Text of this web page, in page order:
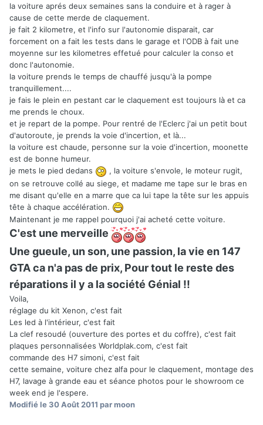
la voiture aprés deux semaines sans la conduire et à rager à
cause de cette merde de claquement.
je fait 2 kilometre, et l'info sur l'autonomie disparait, car
forcement on a fait les tests dans le garage et l'ODB à fait une
moyenne sur les kilometres effetué pour calculer la conso et
donc l'autonomie.
la voiture prends le temps de chauffé jusqu'à la pompe
tranquillement....
je fais le plein en pestant car le claquement est toujours là et ca
me prends le choux.
et je repart de la pompe. Pour rentré de l'Eclerc j'ai un petit bout
d'autoroute, je prends la voie d'incertion, et là...
la voiture est chaude, personne sur la voie d'incertion, moonette
est de bonne humeur.
je mets le pied dedans
, la voiture s'envole, le moteur rugit,
on se retrouve collé au siege, et madame me tape sur le bras en
me disant qu'elle en a marre que ca lui tape la tête sur les appuis
tête à chaque accélération.
Maintenant je me rappel pourquoi j'ai acheté cette voiture.
C'est une merveille
Une gueule, un son, une passion, la vie en 147
GTA ca n'a pas de prix, Pour tout le reste des
réparations il y a la société Génial !!
Voila,
réglage du kit Xenon, c'est fait
Les led à l'intérieur, c'est fait
La clef resoudé (ouverture des portes et du coffre), c'est fait
plaques personnalisées Worldplak.com, c'est fait
commande des H7 simoni, c'est fait
cette semaine, voiture chez alfa pour le claquement, montage des
H7, lavage à grande eau et séance photos pour le showroom ce
week end je l'espere.
Modifiéle 30 Août 2011 par moon